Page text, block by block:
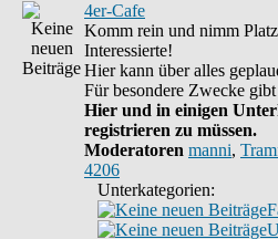
4er-Cafe
Komm rein und nimm
Interessierte!
Hier kann über alles
Für besondere Zwecke
Hier und in einigen
registrieren zu müssen.
Moderatoren manni,
4206
Unterkategorien: